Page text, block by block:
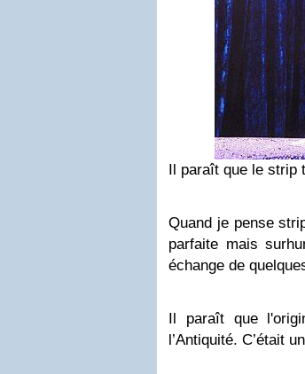
Il paraît que le strip
Quand je pense
parfaite mais
échange de
Il paraît que
l’Antiquité. C’était